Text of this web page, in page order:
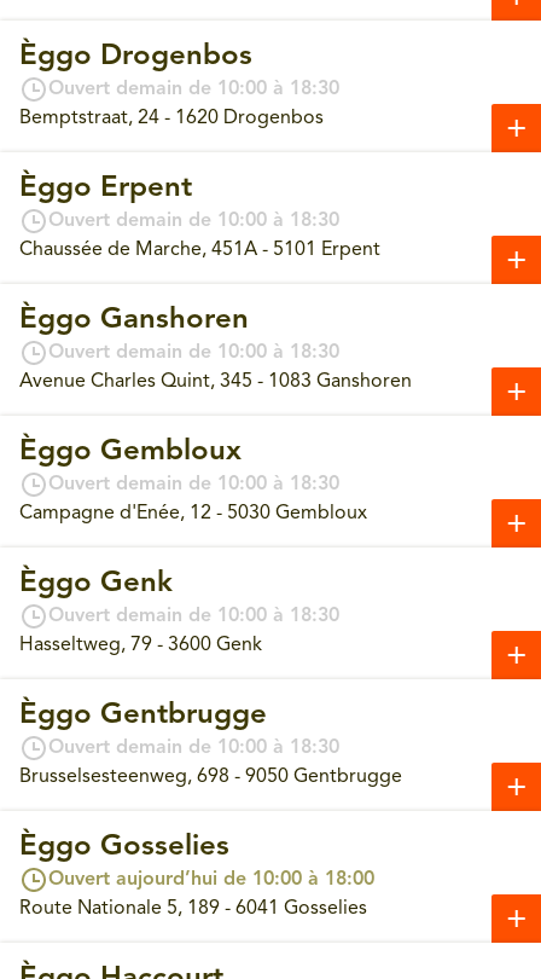
Èggo Drogenbos
Ouvert demain de 10:00 à 18:30
Bemptstraat, 24 - 1620 Drogenbos
Èggo Erpent
Ouvert demain de 10:00 à 18:30
Chaussée de Marche, 451A - 5101 Erpent
Èggo Ganshoren
Ouvert demain de 10:00 à 18:30
Avenue Charles Quint, 345 - 1083 Ganshoren
Èggo Gembloux
Ouvert demain de 10:00 à 18:30
Campagne d'Enée, 12 - 5030 Gembloux
Èggo Genk
Ouvert demain de 10:00 à 18:30
Hasseltweg, 79 - 3600 Genk
Èggo Gentbrugge
Ouvert demain de 10:00 à 18:30
Brusselsesteenweg, 698 - 9050 Gentbrugge
Èggo Gosselies
Ouvert aujourd’hui de 10:00 à 18:00
Route Nationale 5, 189 - 6041 Gosselies